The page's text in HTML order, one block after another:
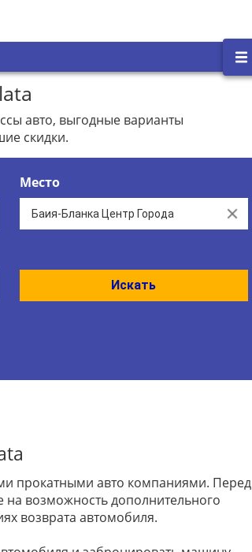
авто, выгодные варианты
скидки.
Место
Clear
Искать
прокатными авто компаниями. Перед
на возможность дополнительного
возврата автомобиля.